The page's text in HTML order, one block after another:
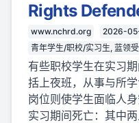
Rights
www.nchrd.org
2026-
青年学生/职校/实习生, 蓝领
有些职校学生在实习
括上夜班，从事与所
岗位则使学生面临人
实习期间死亡：其中